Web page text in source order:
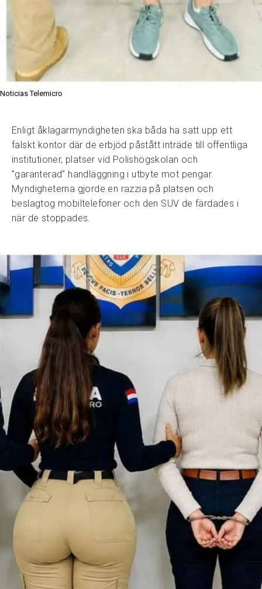
Noticias Telemicro
Enligt åklagarmyndigheten ska båda ha satt upp ett
falskt kontor där de erbjöd påstått inträde till offentliga
institutioner, platser vid Polishögskolan och
”garanterad” handläggning i utbyte mot pengar.
Myndigheterna gjorde en razzia på platsen och
beslagtog mobiltelefoner och den SUV de färdades i
när de stoppades.